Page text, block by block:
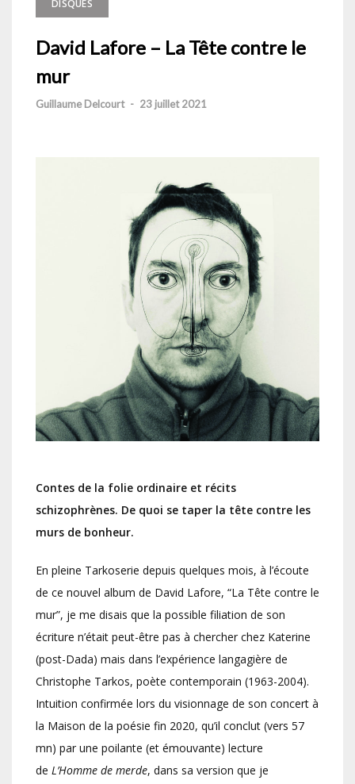
DISQUES
David Lafore – La Tête contre le
mur
Guillaume Delcourt - 23 juillet 2021
Contes de la folie ordinaire et récits
schizophrènes. De quoi se taper la tête contre les
murs de bonheur.
En pleine Tarkoserie depuis quelques mois, à l’écoute
de ce nouvel album de David Lafore, “La Tête contre le
mur”, je me disais que la possible filiation de son
écriture n’était peut-être pas à chercher chez Katerine
(post-Dada) mais dans l’expérience langagière de
Christophe Tarkos, poète contemporain (1963-2004).
Intuition confirmée lors du visionnage de son concert à
la Maison de la poésie fin 2020, qu’il conclut (vers 57
mn) par une poilante (et émouvante) lecture
de L’Homme de merde, dans sa version que je